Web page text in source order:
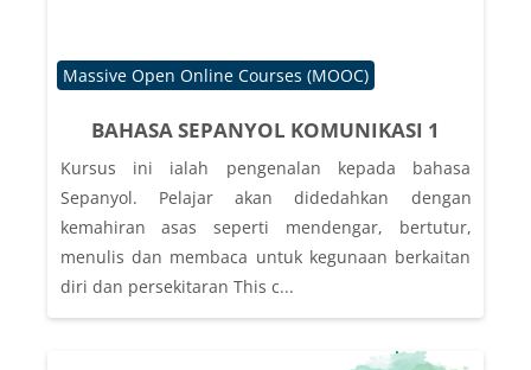
BAHASA SEPANYOL KOMUNIKASI 1
Course category
Massive Open Online Courses (MOOC)
Kursus ini ialah pengenalan kepada bahasa
Sepanyol. Pelajar akan didedahkan dengan
kemahiran asas seperti mendengar, bertutur,
menulis dan membaca untuk kegunaan berkaitan
diri dan persekitaran This c...